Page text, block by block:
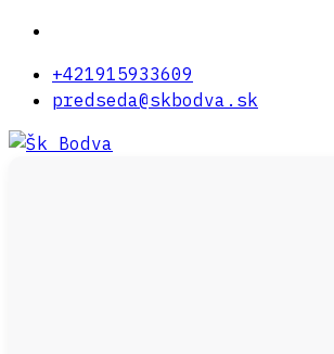
+421915933609
predseda@skbodva.sk